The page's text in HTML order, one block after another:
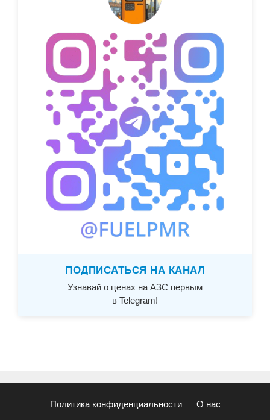
ПОДПИСАТЬСЯ НА КАНАЛ
Узнавай о ценах на АЗС первым
в Telegram!
Политика конфиденциальности О нас